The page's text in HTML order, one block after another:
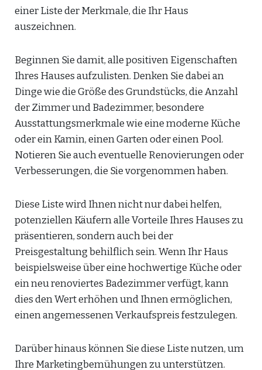
einer Liste der Merkmale, die Ihr Haus
auszeichnen.
Beginnen Sie damit, alle positiven Eigenschaften
Ihres Hauses aufzulisten. Denken Sie dabei an
Dinge wie die Größe des Grundstücks, die Anzahl
der Zimmer und Badezimmer, besondere
Ausstattungsmerkmale wie eine moderne Küche
oder ein Kamin, einen Garten oder einen Pool.
Notieren Sie auch eventuelle Renovierungen oder
Verbesserungen, die Sie vorgenommen haben.
Diese Liste wird Ihnen nicht nur dabei helfen,
potenziellen Käufern alle Vorteile Ihres Hauses zu
präsentieren, sondern auch bei der
Preisgestaltung behilflich sein. Wenn Ihr Haus
beispielsweise über eine hochwertige Küche oder
ein neu renoviertes Badezimmer verfügt, kann
dies den Wert erhöhen und Ihnen ermöglichen,
einen angemessenen Verkaufspreis festzulegen.
Darüber hinaus können Sie diese Liste nutzen, um
Ihre Marketingbemühungen zu unterstützen.